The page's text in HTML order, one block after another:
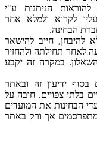
הניתנות ע"י
לקרוא ולמלא אחר
הבחינה.
להיבחן, חייב להישאר
לאחר תחילתה ולהחזיר
במקרה זה יקבע
בסוף ידיעון זה ובאתר
בלתי צפויים. חובה על
הבחינות את המועדים
מתפרסמים אך ורק באתר